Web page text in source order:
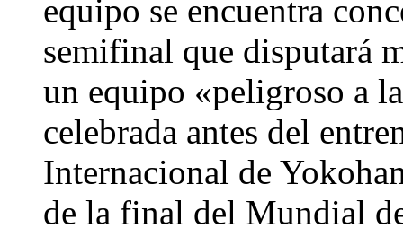
equipo se encuentra
semifinal que disputará
un equipo «peligroso a
celebrada antes del
Internacional de
de la final del Mundial